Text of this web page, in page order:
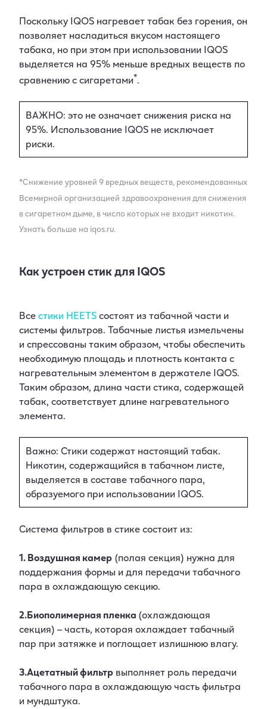
Поскольку IQOS нагревает табак без горения, он
позволяет насладиться вкусом настоящего
табака, но при этом при использовании IQOS
выделяется на 95% меньше вредных веществ по
сравнению с сигаретами*.
ВАЖНО: это не означает снижения риска на
95%. Использование IQOS не исключает
риски.
*Снижение уровней 9 вредных веществ, рекомендованных
Всемирной организацией здравоохранения для снижения
в сигаретном дыме, в число которых не входит никотин.
Узнать больше на iqos.ru.
Как устроен стик для IQOS
Всестики HEETSсостоят из табачной части и
системы фильтров. Табачные листья измельчены
и спрессованы таким образом, чтобы обеспечить
необходимую площадь и плотность контакта с
нагревательным элементом в держателе IQOS.
Таким образом, длина части стика, содержащей
табак, соответствует длине нагревательного
элемента.
Важно: Стики содержат настоящий табак.
Никотин, содержащийся в табачном листе,
выделяется в составе табачного пара,
образуемого при использовании IQOS.
Система фильтров в стике состоит из:
1. Воздушная камер (полая секция) нужна для
поддержания формы и для передачи табачного
пара в охлаждающую секцию.
2.Биополимерная пленка (охлаждающая
секция) – часть, которая охлаждает табачный
пар при затяжке и поглощает излишнюю влагу.
3.Ацетатный фильтр выполняет роль передачи
табачного пара в охлаждающую часть фильтра
и мундштука.